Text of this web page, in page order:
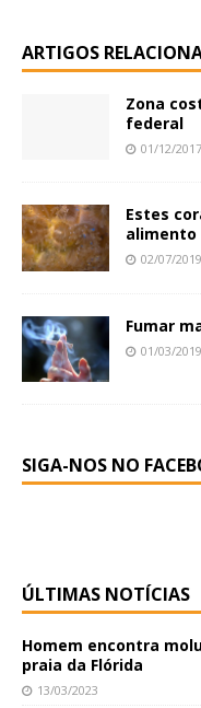
ARTIGOS
Zona
federal
01/12/2017
Estes
alimento
02/07/2019
Fumar
01/03/2019
SIGA-NOS NO
ÚLTIMAS NOTÍCIAS
Homem encontra
praia da Flórida
13/03/2023